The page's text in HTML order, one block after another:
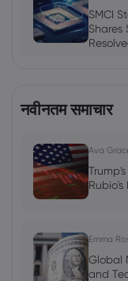
SMCI
Shares
Frances
ETF is
ETFs
Stock
Record
Peaks
नवीनतम समाचार
Ava
Emma
Global
and